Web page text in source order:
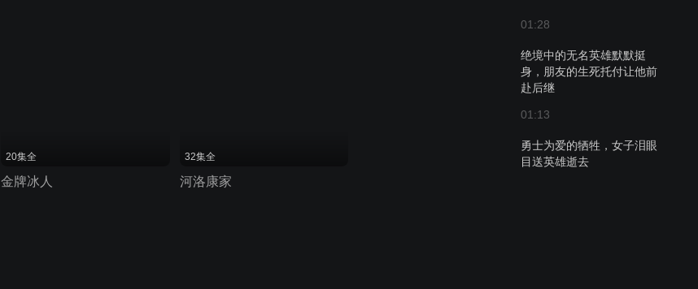
01:28
绝境中的无名英雄默默挺
身，朋友的生死托付让他前
赴后继
01:13
勇士为爱的牺牲，女子泪眼
目送英雄逝去
20集全
金牌冰人
32集全
河洛康家